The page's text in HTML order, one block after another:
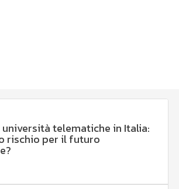
telematiche in Italia:
rischio per il futuro